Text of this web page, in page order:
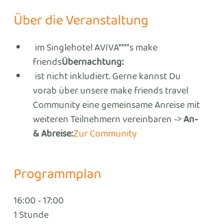
Über die Veranstaltung
friendsÜbernachtung:
vorab über unsere make friends travel
Community eine gemeinsame Anreise mit
weiteren Teilnehmern vereinbaren -> An-
& Abreise:Zur Community
Programmplan
16:00 - 17:00
1 Stunde